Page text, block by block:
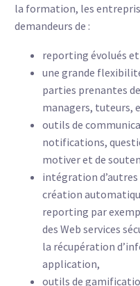
la formation, les
demandeurs de :
reporting évolués
une grande
parties prenantes
managers, tuteurs,
outils de
notifications,
motiver et de
intégration
création
reporting par
des Web services
la récupération
application,
outils de